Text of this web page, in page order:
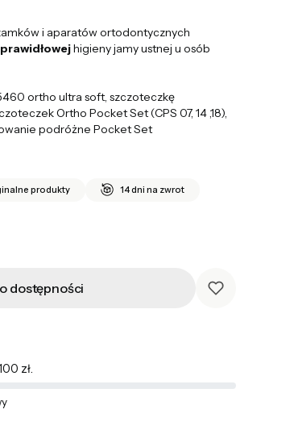
i aparatów ortodontycznych
prawidłowejhigieny jamy ustnej u osób
ortho ultra soft, szczoteczkę
Ortho Pocket Set (CPS 07, 14 ,18),
podróżne Pocket Set
produkty 14 dni na zwrot
dostępności
zł.